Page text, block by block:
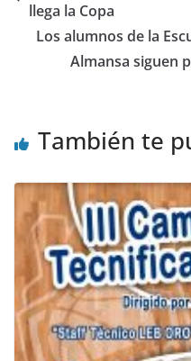
llega la Copa
Los alumnos de la
Almansa siguen
También te